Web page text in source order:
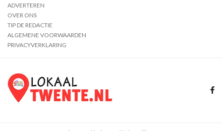
ADVERTEREN
OVER ONS
TIP DE REDACTIE
ALGEMENE VOORWAARDEN
PRIVACYVERKLARING